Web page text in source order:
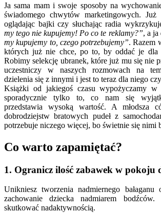
Ja sama mam i swoje sposoby na
świadomego chwytów marketingowych.
oglądając bajki czy słuchając radia
my tego nie kupujemy! Po co te reklamy?”, a ja
my kupujemy to, czego potrzebujemy”. Razem
których już nie chce, po to, by oddać je dla
Robimy selekcję ubranek, które już mu się nie
uczestniczy w naszych rozmowach na
dzielenia się z innymi i jest to teraz dla niego
Książki od jakiegoś czasu wypożyczamy w
sporadycznie tylko to, co nam się
przedstawia wysoką wartość. A młodsza
dobrodziejstw bratowych pudeł z
potrzebuje niczego więcej, bo świetnie się nimi
Co warto zapamiętać?
1. Ogranicz ilość zabawek w pokoju
Unikniesz tworzenia nadmiernego bałaganu
zachowanie dziecka nadmiarem
skutkować nadaktywnością.